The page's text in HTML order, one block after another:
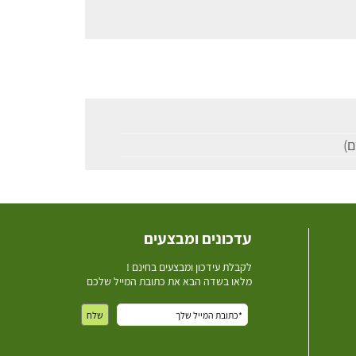
עדכונים ומבצעים
לקבלת עידכון ומבצעים בחינם !
מלאו בשדה הבא את כתובת המייל שלכם